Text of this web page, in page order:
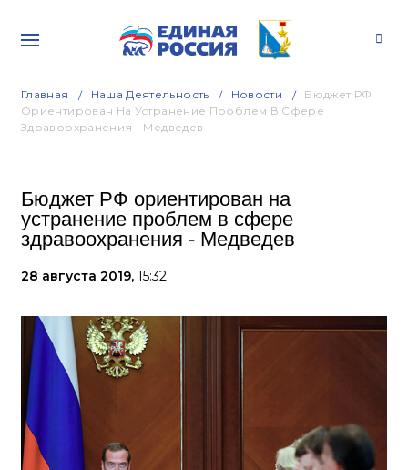
Главная Наша Деятельность Новости
Бюджет РФ
Ориентирован На Устранение Проблем В Сфере
Здравоохранения - Медведев
Бюджет РФ ориентирован на
устранение проблем в сфере
здравоохранения - Медведев
28 августа 2019, 15:32